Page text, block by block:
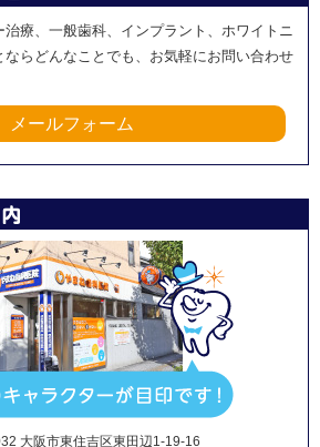
治療、一般歯科、インプラント、ホワイトニ
ならどんなことでも、お気軽にお問い合わせ
メールフォーム
大阪市東住吉区東田辺1-19-16